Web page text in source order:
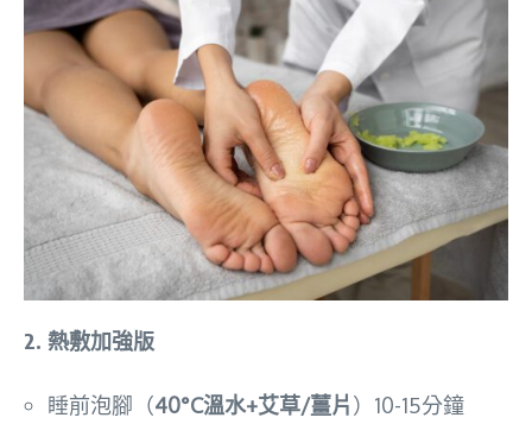
2. 熱敷加強版
睡前泡腳（40°C溫水+艾草/薑片）10-15分鐘